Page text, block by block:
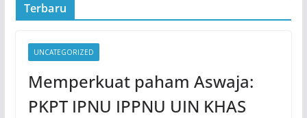
Terbaru
UNCATEGORIZED
Memperkuat paham Aswaja:
PKPT IPNU IPPNU UIN KHAS